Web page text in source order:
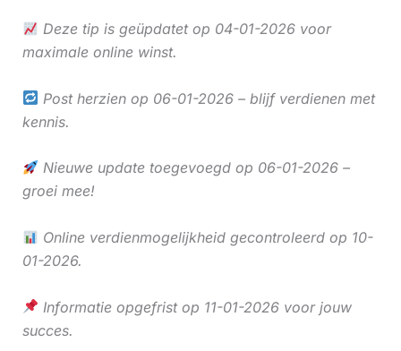
Deze tip is geüpdatet op 04-01-2026 voor
maximale online winst.
Post herzien op 06-01-2026 – blijf verdienen met
kennis.
Nieuwe update toegevoegd op 06-01-2026 –
groei mee!
Online verdienmogelijkheid gecontroleerd op 10-
01-2026.
Informatie opgefrist op 11-01-2026 voor jouw
succes.